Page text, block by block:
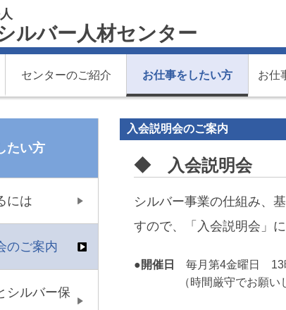
ルバー人材センター
センターのご紹介 お仕事をしたい方 お仕
入会説明会のご案内
◆ 入会説明会
シルバー事業の仕組み、
すので、「入会説明会」
●開催日
毎月第4金曜日 13
（時間厳守でお願いしま
たい方
には
のご案内
シルバー保